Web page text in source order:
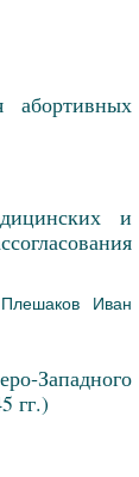
абортивных
и
Плешаков Иван
гг.)